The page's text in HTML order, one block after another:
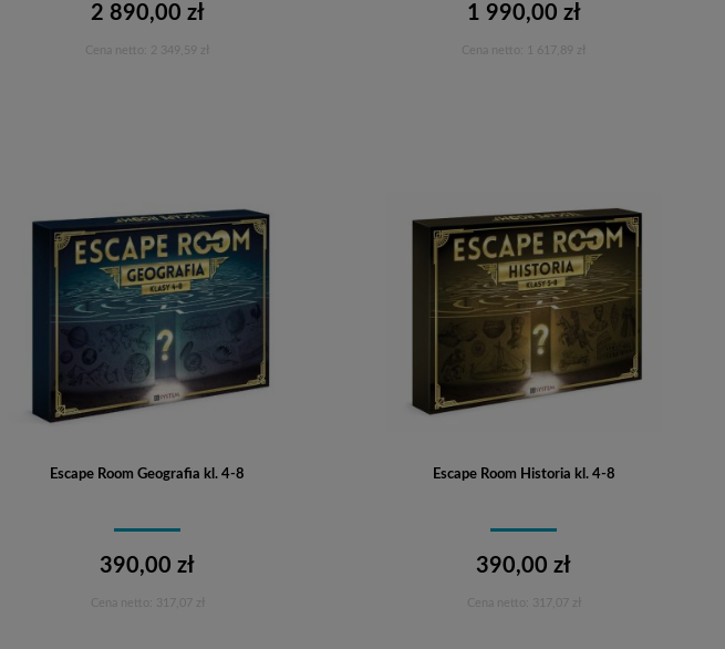
2 890,00 zł
2 349,59 zł
1 990,00 zł
1 617,89 zł
Escape Room Geografia kl. 4-8
390,00 zł
317,07 zł
Escape Room Historia kl. 4-8
390,00 zł
317,07 zł